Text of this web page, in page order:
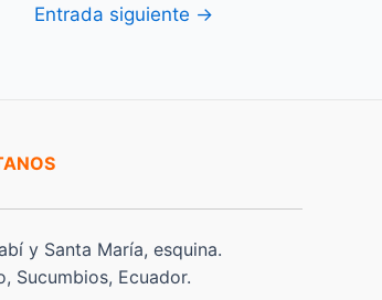
Entrada siguiente →
y Santa María, esquina.
Sucumbios, Ecuador.